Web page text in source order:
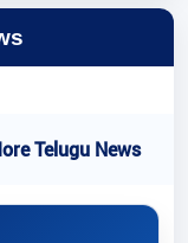
Telugu News